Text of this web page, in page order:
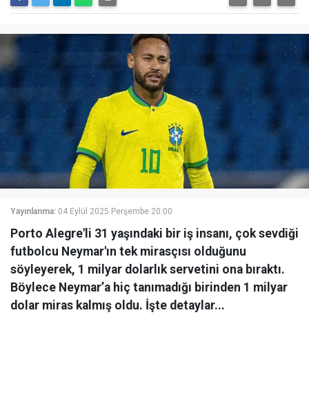
Yayınlanma: 04 Eylül 2025 Perşembe 20:00
Porto Alegre'li 31 yaşındaki bir iş insanı, çok sevdiği
futbolcu Neymar'ın tek mirasçısı olduğunu
söyleyerek, 1 milyar dolarlık servetini ona bıraktı.
Böylece Neymar’a hiç tanımadığı birinden 1 milyar
dolar miras kalmış oldu. İşte detaylar...